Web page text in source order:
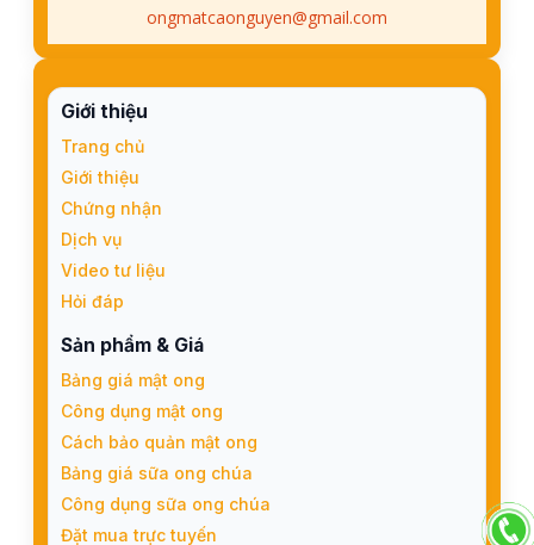
ongmatcaonguyen@gmail.com
Giới thiệu
Trang chủ
Giới thiệu
Chứng nhận
Dịch vụ
Video tư liệu
Hỏi đáp
Sản phẩm & Giá
Bảng giá mật ong
Công dụng mật ong
Cách bảo quản mật ong
Bảng giá sữa ong chúa
Công dụng sữa ong chúa
Đặt mua trực tuyến